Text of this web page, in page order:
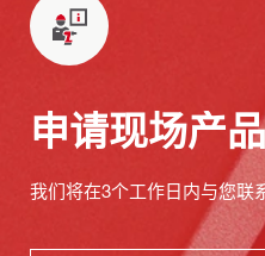
申请现场产
我们将在3个工作日内与您联